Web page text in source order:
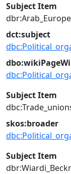
Subject Item
dct:subject
Subject Item
skos:broader
Subject Item